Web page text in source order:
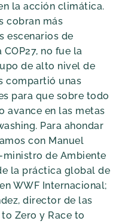
la acción climática.
cobran más
escenarios de
no fue la
de alto nivel de
compartió unas
para que sobre todo
avance en las metas
Para ahondar
con Manuel
ministro de Ambiente
la práctica global de
WWF Internacional;
director de las
Zero y Race to